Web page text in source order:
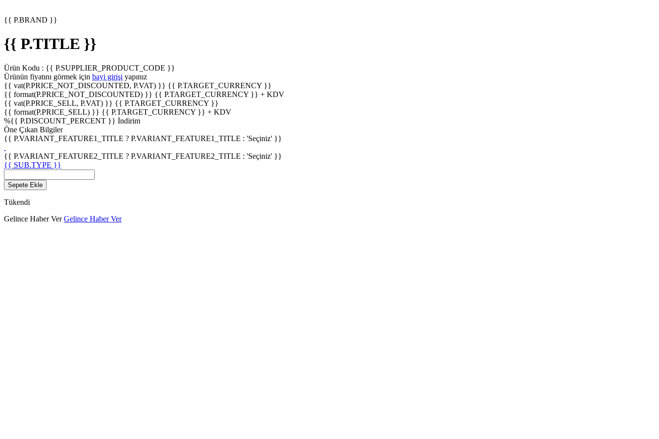
{{ P.BRAND }}
{{ P.TITLE }}
Ürün Kodu : {{ P.SUPPLIER_PRODUCT_CODE }}
Ürünün fiyatını görmek için bayi girişi yapınız
{{ vat(P.PRICE_NOT_DISCOUNTED, P.VAT) }} {{ P.TARGET_CURRENCY }}
{{ format(P.PRICE_NOT_DISCOUNTED) }} {{ P.TARGET_CURRENCY }} + KDV
{{ vat(P.PRICE_SELL, P.VAT) }} {{ P.TARGET_CURRENCY }}
{{ format(P.PRICE_SELL) }} {{ P.TARGET_CURRENCY }} + KDV
%{{ P.DISCOUNT_PERCENT }} İndirim
Öne Çıkan Bilgiler
{{ P.VARIANT_FEATURE1_TITLE ? P.VARIANT_FEATURE1_TITLE : 'Seçiniz' }}
{{ P.VARIANT_FEATURE2_TITLE ? P.VARIANT_FEATURE2_TITLE : 'Seçiniz' }}
{{ SUB.TYPE }}
Sepete Ekle
Tükendi
Gelince Haber Ver Gelince Haber Ver